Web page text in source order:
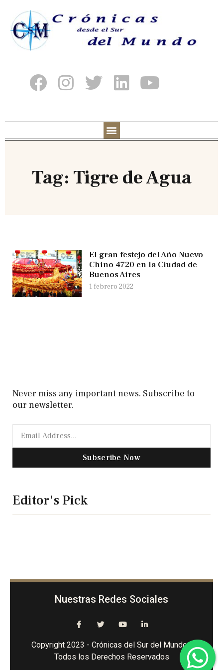
Tag: Tigre de Agua
El gran festejo del Año Nuevo
Chino 4720 en la Ciudad de
Buenos Aires
1 febrero 2022
Never miss any important news. Subscribe to
our newsletter.
Subscribe Now
Editor's Pick
Nuestras Redes Sociales
Copyright 2023 - Crónicas del Sur del Mundo -
Todos los Derechos Reservados